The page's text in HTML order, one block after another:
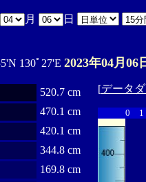
月 日
130ﾟ27'E 2023年04月06
520.7 cm
470.1 cm
420.1 cm
344.8 cm
169.8 cm
[データ
0 1